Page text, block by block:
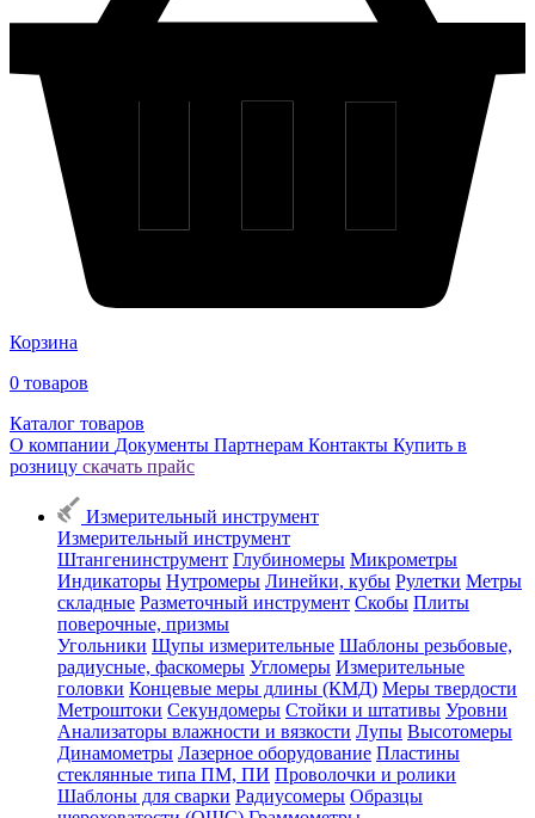
Корзина
0 товаров
Каталог товаров
О компании Документы Партнерам Контакты Купить в
розницу скачать прайс
Измерительный инструмент
Измерительный инструмент
Штангенинструмент Глубиномеры Микрометры
Индикаторы Нутромеры Линейки, кубы Рулетки Метры
складные Разметочный инструмент Скобы Плиты
поверочные, призмы
Угольники Щупы измерительные Шаблоны резьбовые,
радиусные, фаскомеры Угломеры Измерительные
головки Концевые меры длины (КМД) Меры твердости
Метроштоки Секундомеры Стойки и штативы Уровни
Анализаторы влажности и вязкости Лупы Высотомеры
Динамометры Лазерное оборудование Пластины
стеклянные типа ПМ, ПИ Проволочки и ролики
Шаблоны для сварки Радиусомеры Образцы